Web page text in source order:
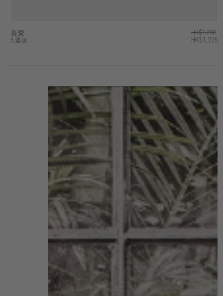
長凳
5 選項
HK$1,750
HK$1,225
float 長凳
5 選項
HK$2,950
HK$2,360
kotak U 長凳
2 選項
HK$7,950
PI 長凳
4 選項
HK$7,450
HK$5,960
husky 長凳
5 選項
HK$3,450
HK$2,415
artisan 長凳
4 選項
HK$4,450
HK$3,115
outline 長凳
5 選項
HK$5,450
HK$3,815
dino 長凳
5 選項
HK$4,950
HK$3,465
east 長凳 HK$3,450
vintage 長凳
14 選項
HK$3,950